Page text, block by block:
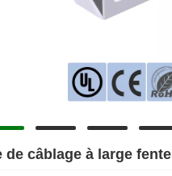
de câblage à large fente